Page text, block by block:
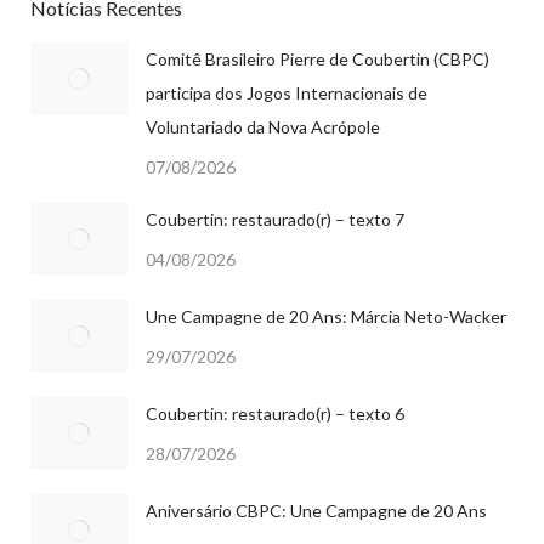
Notícias Recentes
Comitê Brasileiro Pierre de Coubertin (CBPC)
participa dos Jogos Internacionais de
Voluntariado da Nova Acrópole
07/08/2026
Coubertin: restaurado(r) – texto 7
04/08/2026
Une Campagne de 20 Ans: Márcia Neto-Wacker
29/07/2026
Coubertin: restaurado(r) – texto 6
28/07/2026
Aniversário CBPC: Une Campagne de 20 Ans